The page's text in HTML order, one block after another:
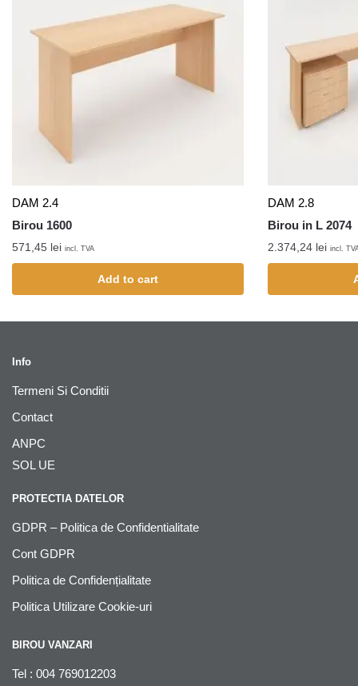
DAM 2.4
Birou 1600
571,45 lei incl. TVA
Add to cart
DAM 2.8
Birou in L 2074
2.374,24 lei incl.
Info
Termeni Si Conditii
Contact
ANPC
SOL UE
PROTECTIA DATELOR
GDPR – Politica de Confidentialitate
Cont GDPR
Politica de Confidențialitate
Politica Utilizare Cookie-uri
BIROU VANZARI
Tel : 004 769012203